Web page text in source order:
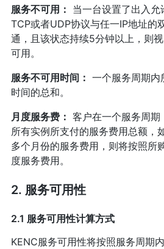
服务不可用： 当一台设置了出入
TCP或者UDP协议与任一IP地址的
通，且该状态持续5分钟以上，则
可用。
服务不可用时间： 一个服务周期内
时间的总和。
月度服务费： 客户在一个服务周
所有实例所支付的服务费用总额，
多个月份的服务费用，则将按照所
度服务费用。
2. 服务可用性
2.1 服务可用性计算方式
KENC服务可用性将按照服务周期